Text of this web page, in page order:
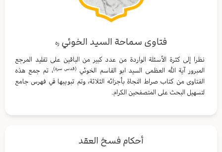
فتاوى سماحة السيد الخوئي ره
نظرا إلى كثرة الأسئلة الواردة من عدد كبير من الباقين على تقليد المرجع
المبرور آية الله العظمى السيد ابو القاسم الخوئي (قدس سره)، تم جمع هذه
الفتاوى من كتاب صراط النجاة بأجزائه الثلاثة، وتم تبويبها في فهرس جامع
لتسهيل البحث على المتصفحين الكرام.
أحكام فسخ العقد